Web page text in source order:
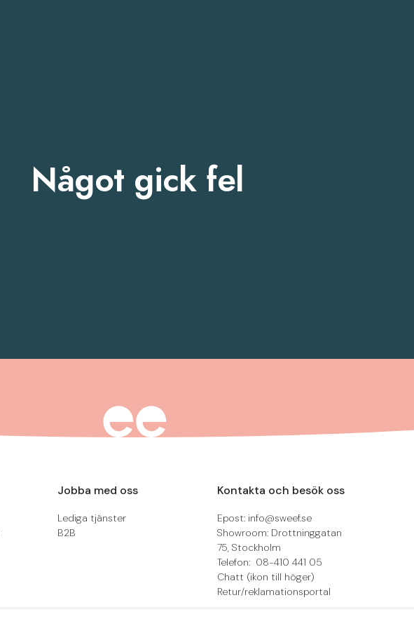
Något gick fel
Jobba med oss
Lediga tjänster
B2B
Kontakta och besök oss
Epost: info@sweef.se
Showroom: Drottninggatan
75, Stockholm
Telefon: 08-410 441 05
Chatt (ikon till höger)
Retur/reklamationsportal